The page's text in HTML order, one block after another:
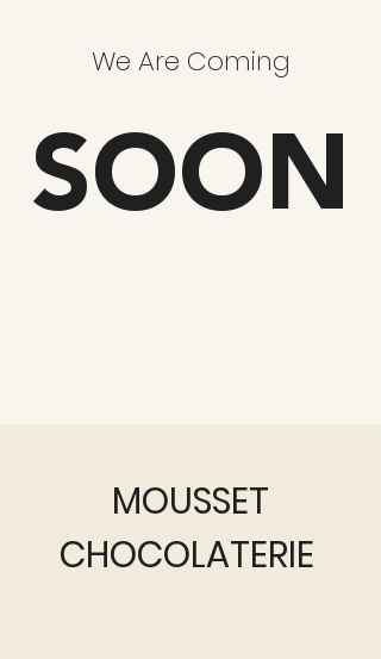
We Are Coming
SOON
MOUSSET
CHOCOLATERIE